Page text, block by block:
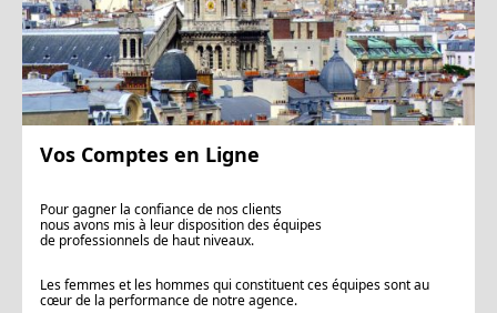
Vos Comptes en Ligne
Pour gagner la confiance de nos clients
nous avons mis à leur disposition des équipes
de professionnels de haut niveaux.
Les femmes et les hommes qui constituent ces équipes sont au
cœur de la performance de notre agence.